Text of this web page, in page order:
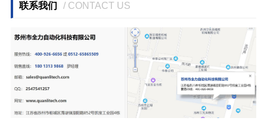
联系我们 / CONTACT US